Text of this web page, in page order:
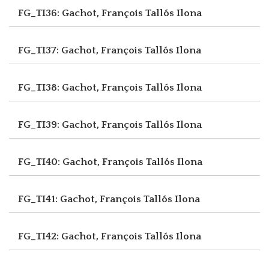
FG_TI36: Gachot, François Tallós Ilona
FG_TI37: Gachot, François Tallós Ilona
FG_TI38: Gachot, François Tallós Ilona
FG_TI39: Gachot, François Tallós Ilona
FG_TI40: Gachot, François Tallós Ilona
FG_TI41: Gachot, François Tallós Ilona
FG_TI42: Gachot, François Tallós Ilona